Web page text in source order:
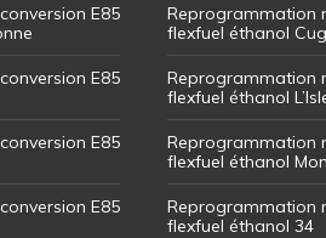
E85
E85
E85
E85
Reprogrammation
flexfuel éthanol
Reprogrammation
flexfuel éthanol
Reprogrammation
flexfuel éthanol
Reprogrammation
flexfuel éthanol 34